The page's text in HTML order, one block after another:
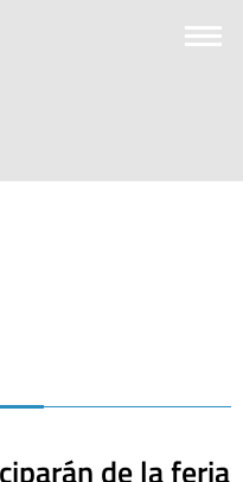
de la feria